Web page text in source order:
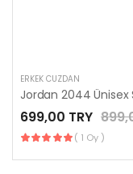
ERKEK CÜZDAN
699,00 TRY 899,00
( 1 Oy )